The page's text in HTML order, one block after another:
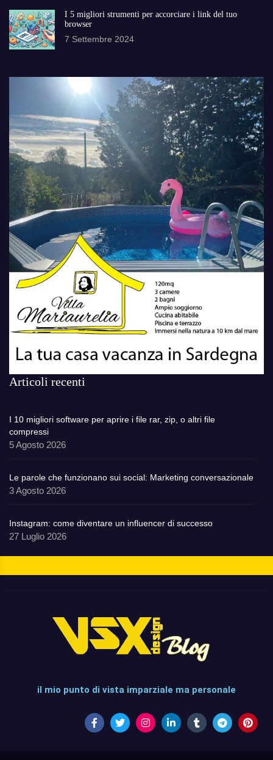
I 5 migliori strumenti per accorciare i link del tuo
browser
7 Settembre 2024
Articoli recenti
I 10 migliori software per aprire i file rar, zip, o altri file
compressi
5 Agosto 2026
Le parole che funzionano sui social: Marketing conversazionale
3 Agosto 2026
Instagram: come diventare un influencer di successo
27 Luglio 2026
il mio punto di vista imparziale ma personale